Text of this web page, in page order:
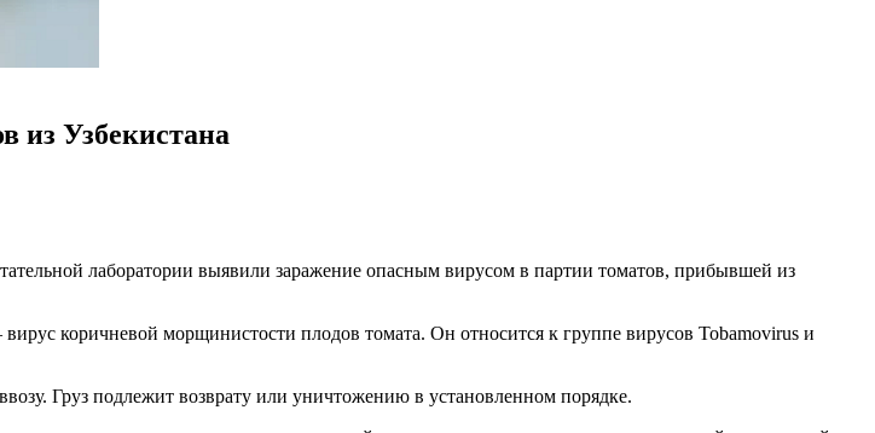
из Узбекистана
лаборатории выявили заражение опасным вирусом в партии томатов, прибывшей из
коричневой морщинистости плодов томата. Он относится к группе вирусов Tobamovirus и
Груз подлежит возврату или уничтожению в установленном порядке.